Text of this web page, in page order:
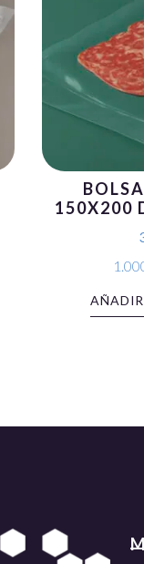
150X200